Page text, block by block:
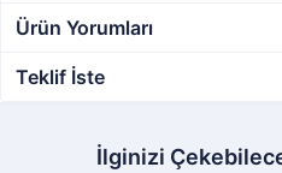
Ürün Yorumları
Teklif İste
İlginizi